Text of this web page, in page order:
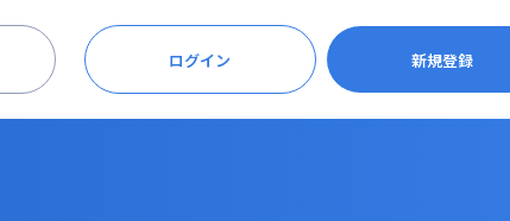
ログイン 新規登録